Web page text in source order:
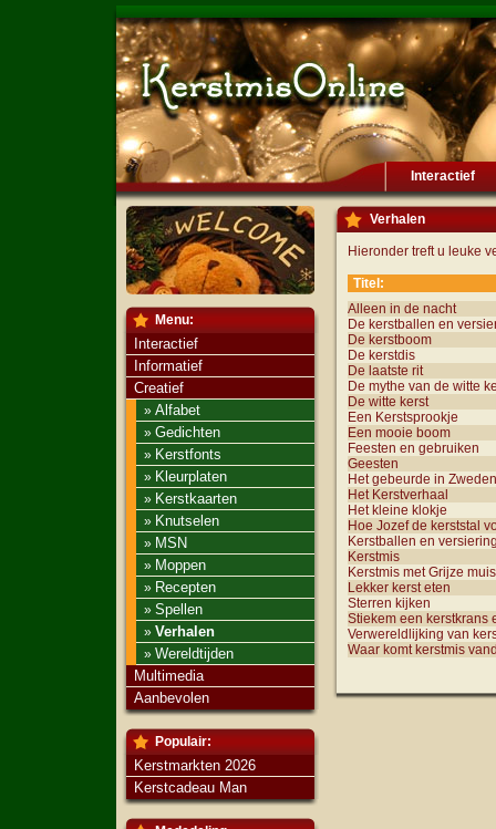
Interactief
Menu:
Interactief
Informatief
Creatief
» Alfabet
» Gedichten
» Kerstfonts
» Kleurplaten
» Kerstkaarten
» Knutselen
» MSN
» Moppen
» Recepten
» Spellen
» Verhalen
» Wereldtijden
Multimedia
Aanbevolen
Populair:
Kerstmarkten 2026
Kerstcadeau Man
Verhalen
Hieronder treft u leuke
Titel:
Alleen in de nacht
De kerstballen en
De kerstboom
De kerstdis
De laatste rit
De mythe van de witte
De witte kerst
Een Kerstsprookje
Een mooie boom
Feesten en gebruiken
Geesten
Het gebeurde in Zweden
Het Kerstverhaal
Het kleine klokje
Hoe Jozef de kerststal
Kerstballen en
Kerstmis
Kerstmis met Grijze muis
Lekker kerst eten
Sterren kijken
Stiekem een kerstkrans
Verwereldlijking van
Waar komt kerstmis